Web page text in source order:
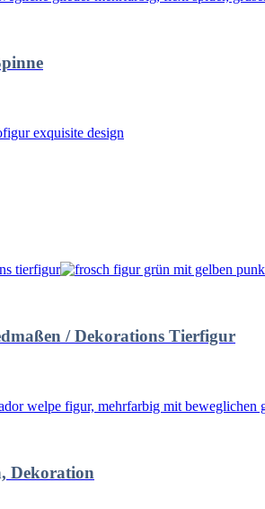
/ Dekorations Tierfigur
Dekoration